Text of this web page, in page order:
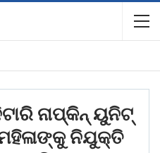
ନାପ୍‌କିନ୍‌ ୟୁନିଟ୍
ନିଯୁକ୍ତି